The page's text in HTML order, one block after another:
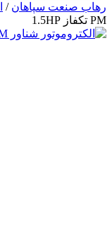
رهاب صنعت سپاهان /
PM تکفاز 1.5HP